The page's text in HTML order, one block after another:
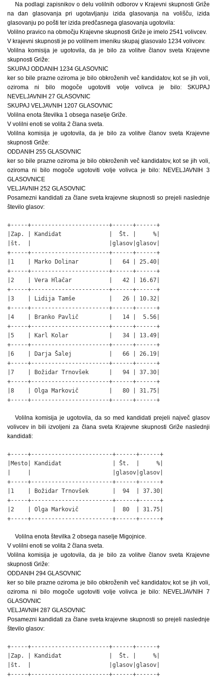
Na podlagi zapisnikov o delu volilnih odborov v Krajevni skupnosti Griže
na dan glasovanja pri ugotavljanju izida glasovanja na volišču, izida
glasovanju po pošti ter izida predčasnega glasovanja ugotovila:
Volilno pravico na območju Krajevne skupnosti Griže je imelo 2541 volivcev.
V krajevni skupnosti je po volilnem imeniku skupaj glasovalo 1234 volivcev.
Volilna komisija je ugotovila, da je bilo za volitve članov sveta Krajevne
skupnosti Griže:
SKUPAJ ODDANIH 1234 GLASOVNIC
ker so bile prazne oziroma je bilo obkroženih več kandidatov, kot se jih voli,
oziroma ni bilo mogoče ugotoviti volje volivca je bilo: SKUPAJ
NEVELJAVNIH 27 GLASOVNIC
SKUPAJ VELJAVNIH 1207 GLASOVNIC
Volilna enota številka 1 obsega naselje Griže.
V volilni enoti se volita 2 člana sveta.
Volilna komisija je ugotovila, da je bilo za volitve članov sveta Krajevne
skupnosti Griže:
ODDANIH 255 GLASOVNIC
ker so bile prazne oziroma je bilo obkroženih več kandidatov, kot se jih voli,
oziroma ni bilo mogoče ugotoviti volje volivca je bilo: NEVELJAVNIH 3
GLASOVNICE
VELJAVNIH 252 GLASOVNIC
Posamezni kandidati za člane sveta krajevne skupnosti so prejeli naslednje
število glasov:
+-----+-----------------------+------+------+
|Zap. | Kandidat              |  Št. |     %|
|št.  |                       |glasov|glasov|
+-----+-----------------------+------+------+
|1    | Marko Dolinar         |   64 | 25.40|
+-----+-----------------------+------+------+
|2    | Vera Hlačar           |   42 | 16.67|
+-----+-----------------------+------+------+
|3    | Lidija Tamše          |   26 | 10.32|
+-----+-----------------------+------+------+
|4    | Branko Pavlič         |   14 |  5.56|
+-----+-----------------------+------+------+
|5    | Karl Kolar            |   34 | 13.49|
+-----+-----------------------+------+------+
|6    | Darja Šalej           |   66 | 26.19|
+-----+-----------------------+------+------+
|7    | Božidar Trnovšek      |   94 | 37.30|
+-----+-----------------------+------+------+
|8    | Olga Markovič         |   80 | 31.75|
+-----+-----------------------+------+------+
Volilna komisija je ugotovila, da so med kandidati prejeli največ glasov
volivcev in bili izvoljeni za člana sveta Krajevne skupnosti Griže naslednji
kandidati:
+-----+------------------------+------+------+
|Mesto| Kandidat               | Št.  |     %|
|     |                        |glasov|glasov|
+-----+------------------------+------+------+
|1    | Božidar Trnovšek       |  94  | 37.30|
+-----+------------------------+------+------+
|2    | Olga Markovič          |  80  | 31.75|
+-----+------------------------+------+------+
Volilna enota številka 2 obsega naselje Migojnice.
V volilni enoti se volita 2 člana sveta.
Volilna komisija je ugotovila, da je bilo za volitve članov sveta Krajevne
skupnosti Griže:
ODDANIH 294 GLASOVNIC
ker so bile prazne oziroma je bilo obkroženih več kandidatov, kot se jih voli,
oziroma ni bilo mogoče ugotoviti volje volivca je bilo: NEVELJAVNIH 7
GLASOVNIC
VELJAVNIH 287 GLASOVNIC
Posamezni kandidati za člane sveta krajevne skupnosti so prejeli naslednje
število glasov:
+-----+-----------------------+------+------+
|Zap. | Kandidat              |  Št. |     %|
|št.  |                       |glasov|glasov|
+-----+-----------------------+------+------+